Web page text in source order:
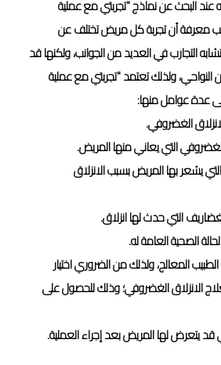
عند البحث عن نماذج "تجربتي مع عملية
معرفة أن تجربة كل مريض تختلف عن
التجارب في العديد من الجوانب، ولكنها قد
ولذلك تعتمد "تجربتي مع عملية
عدة عوامل منها:
الغضروفي.
التي يعاني منها المريض.
يشعر بها المريض بسبب الانزلاق
التي حدث لها انزلاق.
الصحية العامة له.
المعالج، ولذلك من الضروري اختيار
الانزلاق الغضروفي؛ وذلك للحصول على
يتعرض لها المريض بعد إجراء العملية.